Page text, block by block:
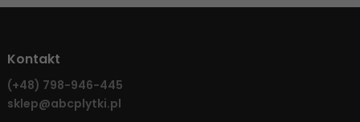
Kontakt
(+48) 798-946-445
sklep@abcplytki.pl